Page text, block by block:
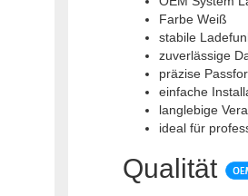
Farbe Weiß
stabile
zuverlässige
präzise
einfache
langlebige
ideal für
Qualität